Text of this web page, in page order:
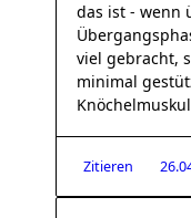
das ist - wenn
viel gebracht,
minimal
Zitieren